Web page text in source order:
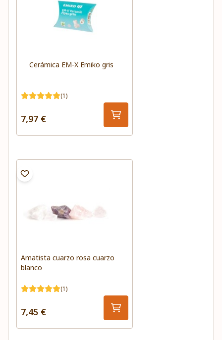
Cerámica EM-X Emiko gris
(1)
7,97 €
Amatista cuarzo rosa cuarzo
blanco
(1)
7,45 €